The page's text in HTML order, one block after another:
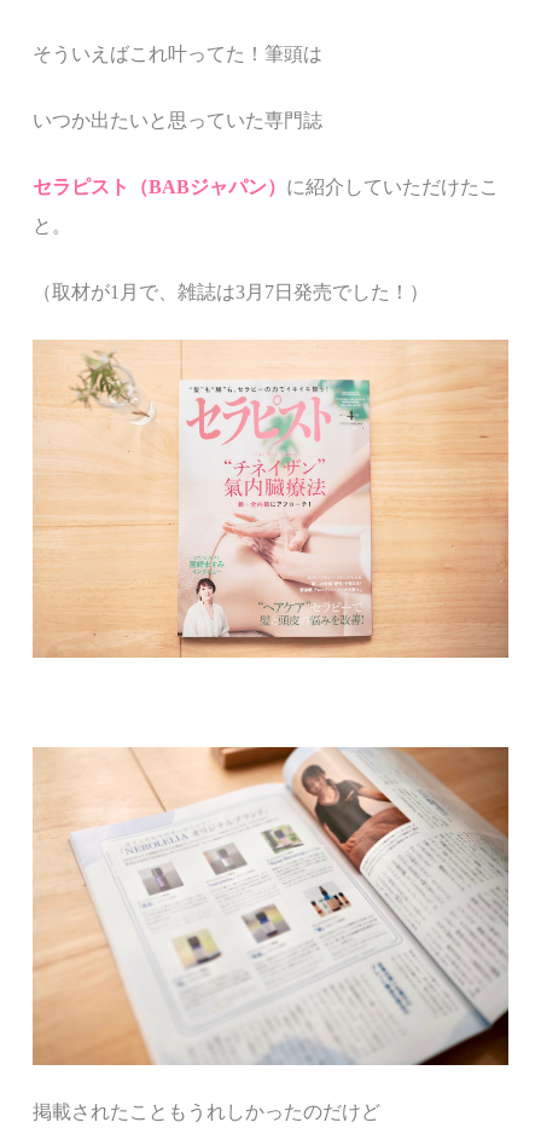
そういえばこれ叶ってた！筆頭は
いつか出たいと思っていた専門誌
セラピスト（BABジャパン） に紹介していただけたこ
と。
（取材が1月で、雑誌は3月7日発売でした！）
掲載されたこともうれしかったのだけど